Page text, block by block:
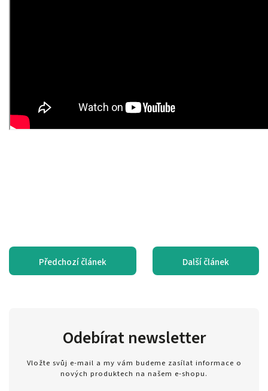
Předchozí článek Další článek
Odebírat newsletter
Vložte svůj e-mail a my vám budeme zasílat informace o
nových produktech na našem e-shopu.